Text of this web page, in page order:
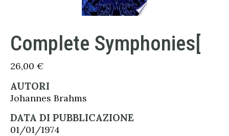
Complete Symphonies[
26,00 €
AUTORI
Johannes Brahms
DATA DI PUBBLICAZIONE
01/01/1974